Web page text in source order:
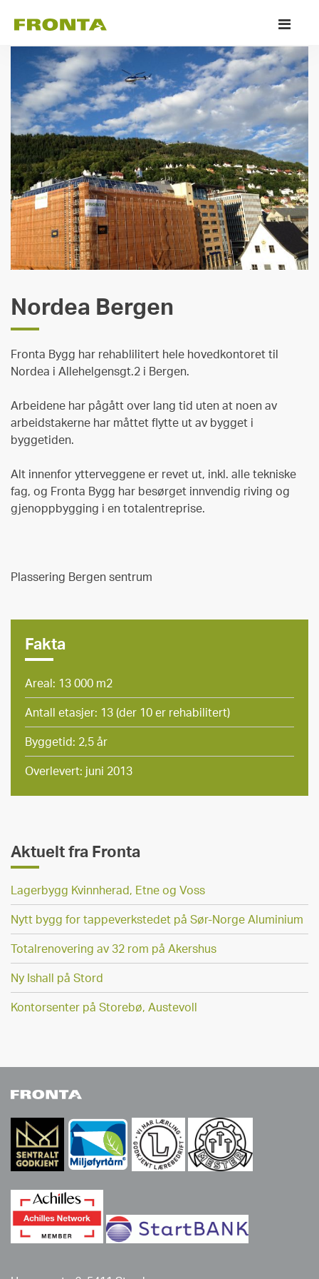
Nordea Bergen
Fronta Bygg har rehablilitert hele hovedkontoret til
Nordea i Allehelgensgt.2 i Bergen.
Arbeidene har pågått over lang tid uten at noen av
arbeidstakerne har måttet flytte ut av bygget i
byggetiden.
Alt innenfor ytterveggene er revet ut, inkl. alle tekniske
fag, og Fronta Bygg har besørget innvendig riving og
gjenoppbygging i en totalentreprise.
Plassering Bergen sentrum
Fakta
Areal: 13 000 m2
Antall etasjer: 13 (der 10 er rehabilitert)
Byggetid: 2,5 år
Overlevert: juni 2013
Aktuelt fra Fronta
Lagerbygg Kvinnherad, Etne og Voss
Nytt bygg for tappeverkstedet på Sør-Norge Aluminium
Totalrenovering av 32 rom på Akershus
Ny Ishall på Stord
Kontorsenter på Storebø, Austevoll